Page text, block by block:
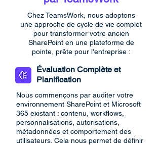
Chez TeamsWork, nous adoptons
une approche de cycle de vie complet
pour transformer votre ancien
SharePoint en une plateforme de
pointe, prête pour l'entreprise :
Évaluation Complète et
Planification
Nous commençons par auditer votre
environnement SharePoint et Microsoft
365 existant : contenu, workflows,
personnalisations, autorisations,
métadonnées et comportement des
utilisateurs. Cela nous permet de définir